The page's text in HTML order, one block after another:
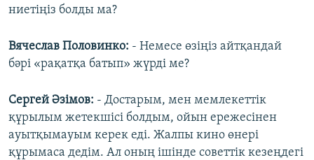
ниетіңіз болды ма?
Вячеслав Половинко: - Немесе өзіңіз айтқандай
бәрі «рақатқа батып» жүрді ме?
Сергей Әзімов: - Достарым, мен мемлекеттік
құрылым жетекшісі болдым, ойын ережесінен
ауытқымауым керек еді. Жалпы кино өнері
құрымаса дедім. Ал оның ішінде советтік кезеңдегі